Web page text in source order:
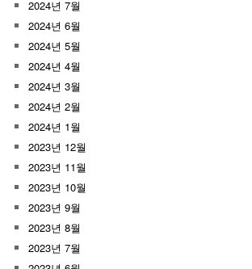
2024년 7월
2024년 6월
2024년 5월
2024년 4월
2024년 3월
2024년 2월
2024년 1월
2023년 12월
2023년 11월
2023년 10월
2023년 9월
2023년 8월
2023년 7월